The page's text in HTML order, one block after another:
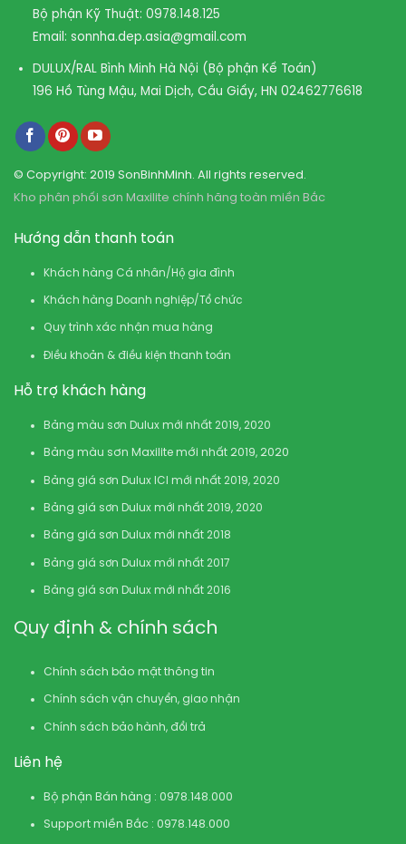
Bộ phận Kỹ Thuật: 0978.148.125
Email: sonnha.dep.asia@gmail.com
DULUX/RAL Bình Minh Hà Nội (Bộ phận Kế Toán)
196 Hồ Tùng Mậu, Mai Dịch, Cầu Giấy, HN 02462776618
© Copyright: 2019 SonBinhMinh. All rights reserved.
Kho phân phối sơn Maxilite chính hãng toàn miền Bắc
Hướng dẫn thanh toán
Khách hàng Cá nhân/Hộ gia đình
Khách hàng Doanh nghiệp/Tổ chức
Quy trình xác nhận mua hàng
Điều khoản & điều kiện thanh toán
Hỗ trợ khách hàng
Bảng màu sơn Dulux mới nhất 2019, 2020
Bảng màu sơn Maxilite mới nhất 2019, 2020
Bảng giá sơn Dulux ICI mới nhất 2019, 2020
Bảng giá sơn Dulux mới nhất 2019, 2020
Bảng giá sơn Dulux mới nhất 2018
Bảng giá sơn Dulux mới nhất 2017
Bảng giá sơn Dulux mới nhất 2016
Quy định & chính sách
Chính sách bảo mật thông tin
Chính sách vận chuyển, giao nhận
Chính sách bảo hành, đổi trả
Liên hệ
Bộ phận Bán hàng : 0978.148.000
Support miền Bắc : 0978.148.000